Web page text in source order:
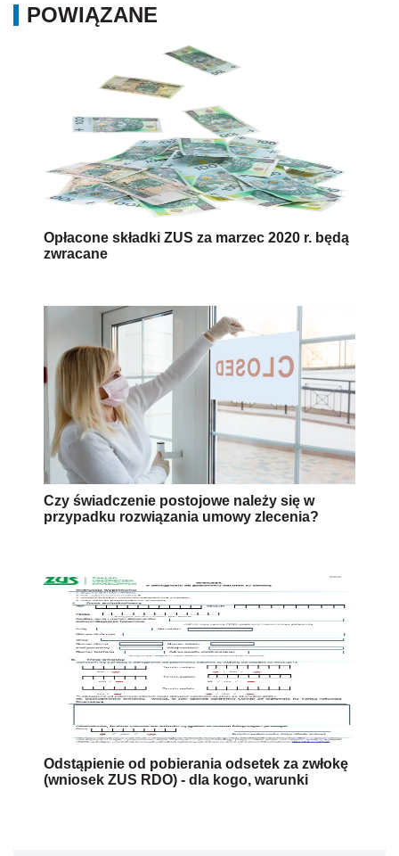
POWIĄZANE
Opłacone składki ZUS za marzec 2020 r. będą
zwracane
Czy świadczenie postojowe należy się w
przypadku rozwiązania umowy zlecenia?
Odstąpienie od pobierania odsetek za zwłokę
(wniosek ZUS RDO) - dla kogo, warunki